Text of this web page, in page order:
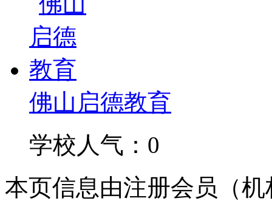
佛山启德教育
学校人气：0
本页信息由注册会员（